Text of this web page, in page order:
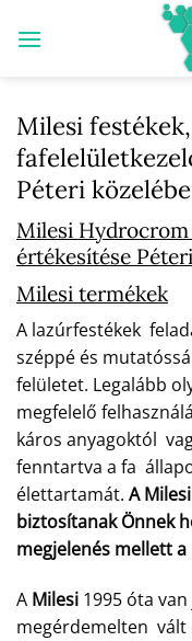
Milesi
Péteri
Milesi
értékesítése
Milesi termékek
A lazúrfestékek
széppé és
felületet. Legalább
megfelelő
káros anyagoktól
fenntartva a fa
élettartamát. A
biztosítanak Önnek
megjelenés mellett
A Milesi 1995 óta
megérdemelten vált